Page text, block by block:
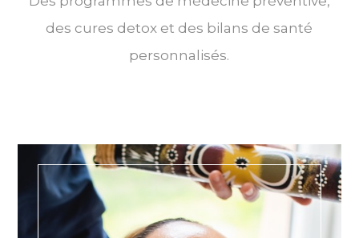
des cures detox et des bilans de santé
personnalisés.